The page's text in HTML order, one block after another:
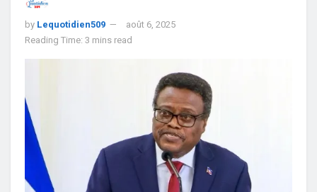
by Lequotidien509
août 6, 2025
Reading Time: 3 mins read